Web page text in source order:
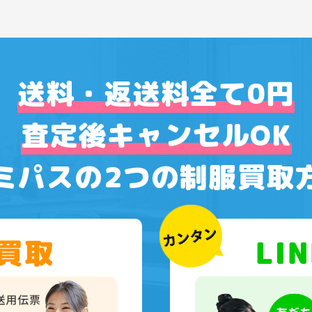
送料・返送料全て0円
査定後キャンセルOK
パスの2つの制服買取